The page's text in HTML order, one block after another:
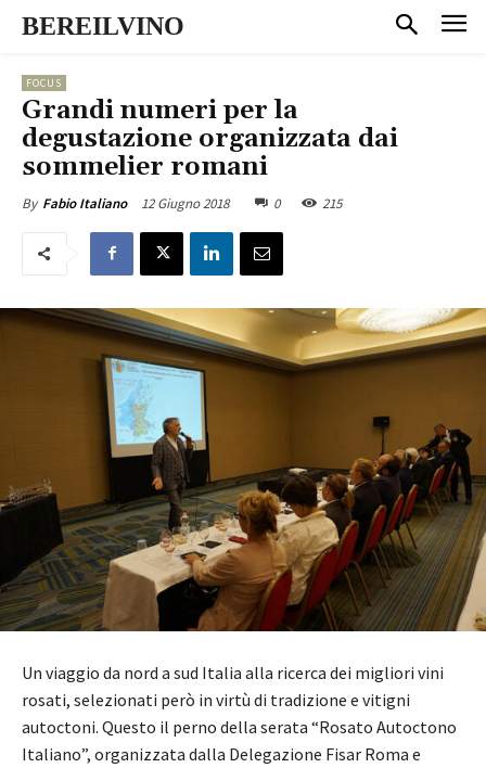
BEREILVINO
FOCUS
Grandi numeri per la
degustazione organizzata dai
sommelier romani
By Fabio Italiano 12 Giugno 2018 0 215
Un viaggio da nord a sud Italia alla ricerca dei migliori vini
rosati, selezionati però in virtù di tradizione e vitigni
autoctoni. Questo il perno della serata “Rosato Autoctono
Italiano”, organizzata dalla Delegazione Fisar Roma e